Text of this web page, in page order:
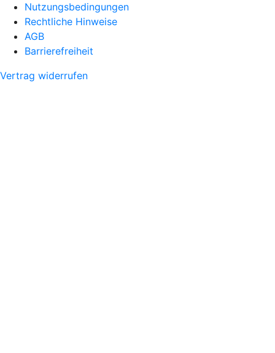
Nutzungsbedingungen
Rechtliche Hinweise
AGB
Barrierefreiheit
Vertrag widerrufen